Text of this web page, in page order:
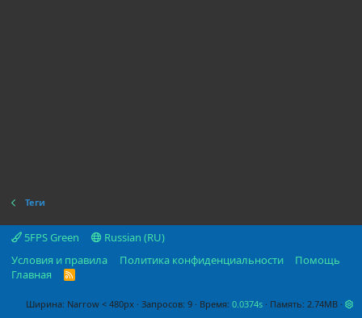
Теги
5FPS Green
Russian (RU)
Условия и правила
Политика конфиденциальности
Помощь
Главная
R
Ширина Запросов 9 Время 0.0374s Память 2.74MB